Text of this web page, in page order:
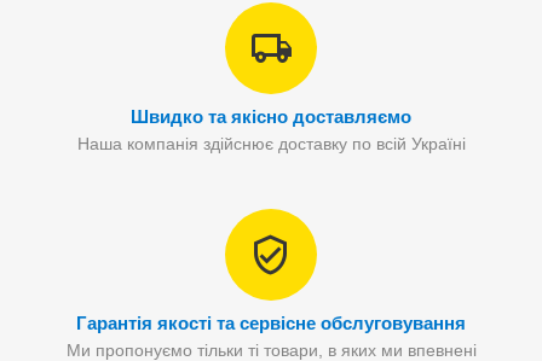
Швидко та якісно доставляємо
Наша компанія здійснює доставку по всій Україні
Гарантія якості та сервісне обслуговування
Ми пропонуємо тільки ті товари, в яких ми впевнені